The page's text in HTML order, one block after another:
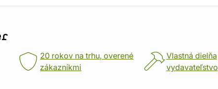
20 rokov na trhu, overené
zákazníkmi
Vlastná dielňa
vydavateľstvo